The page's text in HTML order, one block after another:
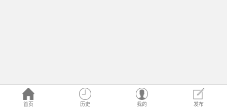
首页 历史 我的 发布